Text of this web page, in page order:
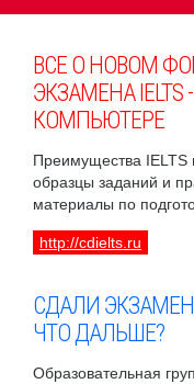
ВСЕ О НОВОМ
ЭКЗАМЕНА IELTS
КОМПЬЮТЕРЕ
Преимущества IELTS
образцы заданий и
материалы по
http://cdielts.ru
СДАЛИ
ЧТО ДАЛЬШЕ?
Образовательная